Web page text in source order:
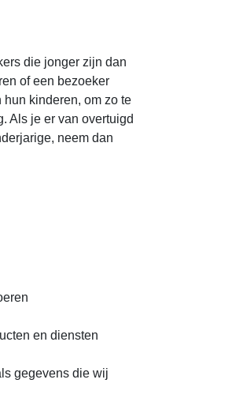
die jonger zijn dan
of een bezoeker
kinderen, om zo te
Als je er van overtuigd
neem dan
en diensten
gegevens die wij